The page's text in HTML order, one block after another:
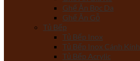
Ghế Ăn Bọc Da
Ghế Ăn Gỗ
Tủ Bếp
Tủ Bếp Inox
Tủ Bếp Inox Cánh Kính
Tủ Bếp Acrylic